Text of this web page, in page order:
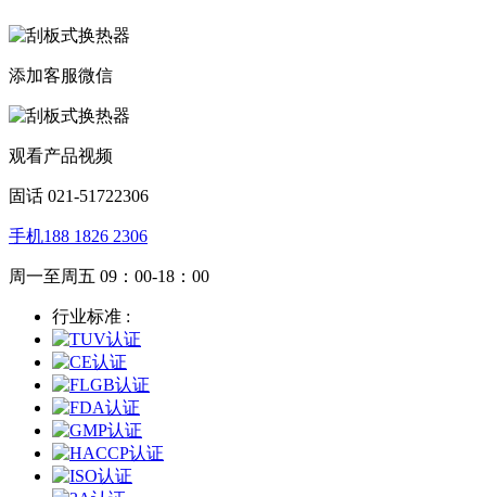
添加客服微信
观看产品视频
固话 021-51722306
手机188 1826 2306
周一至周五 09：00-18：00
行业标准 :